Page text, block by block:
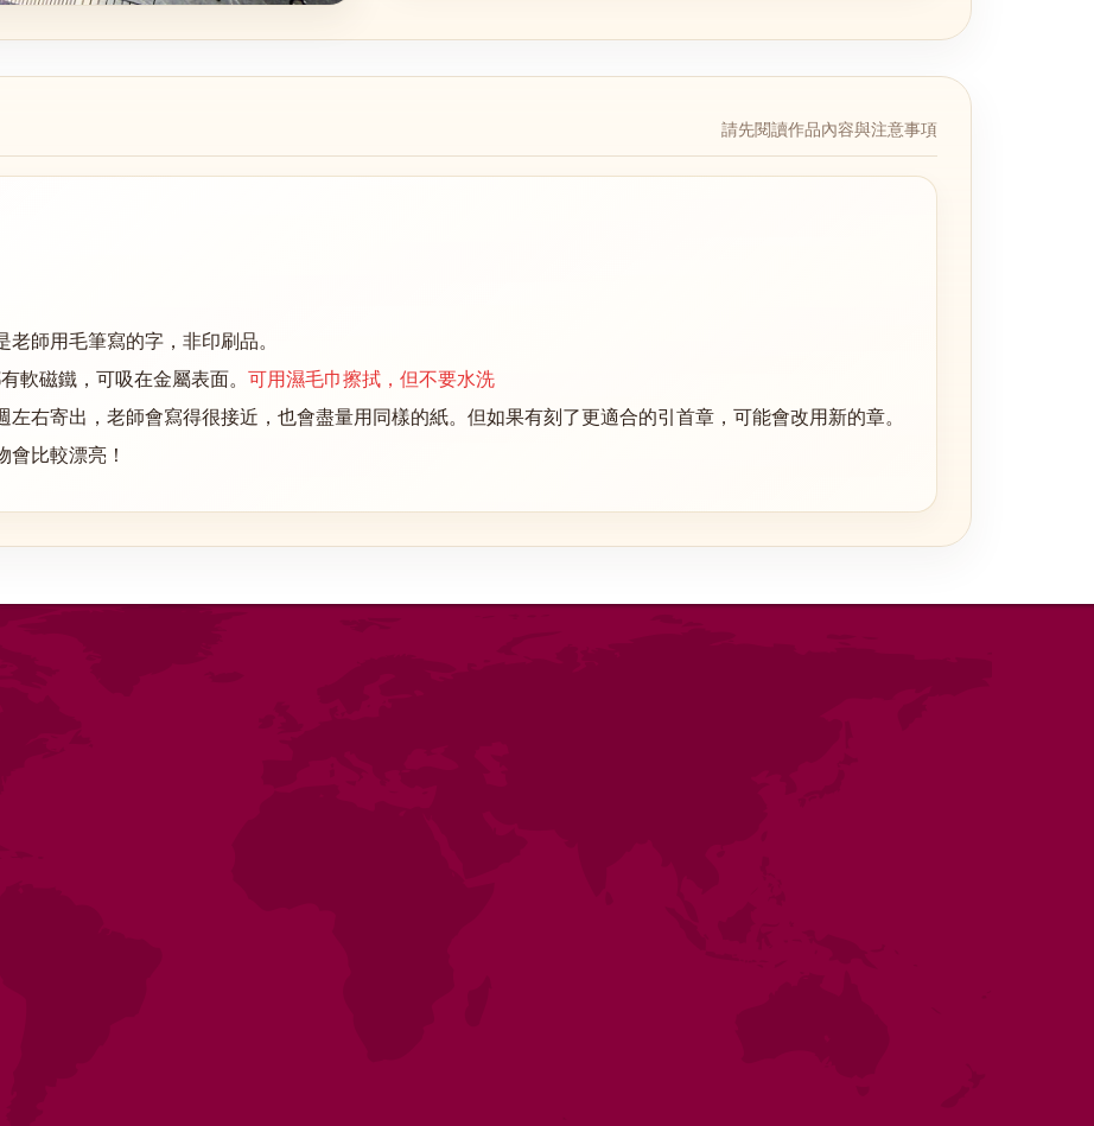
請先閱讀作品內容與注意事項
師用毛筆寫的字，非印刷品。
軟磁鐵，可吸在金屬表面。 可用濕毛巾擦拭，但不要水洗
左右寄出，老師會寫得很接近，也會盡量用同樣的紙。但如果有刻了更適合的引首章 ，可能會改用新的章。
比較漂亮！